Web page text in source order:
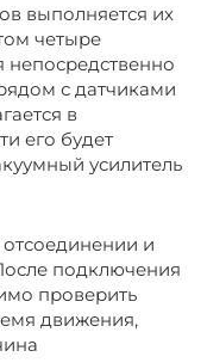
выполняется их
четыре
непосредственно
с датчиками
в
его будет
усилитель
отсоединении и
подключения
проверить
движения,